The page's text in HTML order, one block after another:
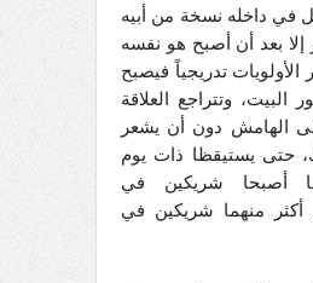
في داخله نسخة من أبيه
إلا بعد أن أصبح هو نفسه
الأولويات تدريجياً فيصبح
البيت، وتتراجع العلاقة
الهامش دون أن يشعر
حتى يستيقظا ذات يوم
أصبحا شريكين في
منهما شريكين في